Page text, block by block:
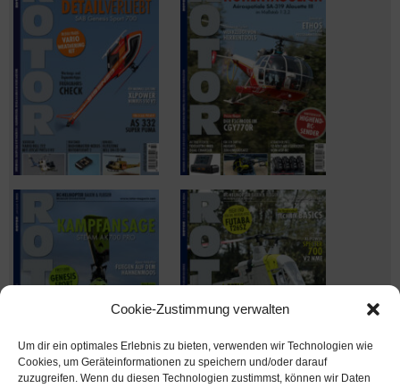
Cookie-Zustimmung verwalten
Um dir ein optimales Erlebnis zu bieten, verwenden wir Technologien wie
Cookies, um Geräteinformationen zu speichern und/oder darauf
zuzugreifen. Wenn du diesen Technologien zustimmst, können wir Daten